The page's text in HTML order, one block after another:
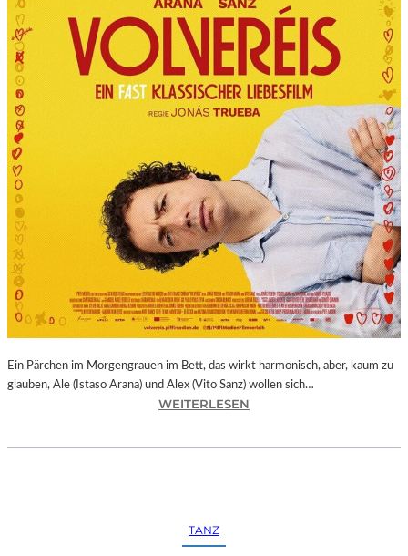
S
E
N
T
I
E
T
D
I
E
6
.
I
N
T
E
R
A
T
I
N
Ein Pärchen im Morgengrauen im Bett, das wirkt harmonisch, aber, kaum zu
glauben, Ale (Istaso Arana) und Alex (Vito Sanz) wollen sich…
WEITERLESEN
TANZ